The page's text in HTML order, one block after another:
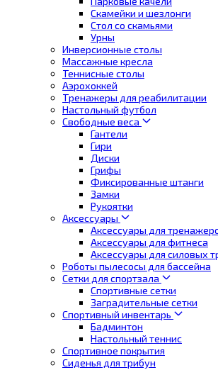
Скамейки и шезлонги
Стол со скамьями
Урны
Инверсионные столы
Массажные кресла
Теннисные столы
Аэрохоккей
Тренажеры для реабилитации
Настольный футбол
Свободные веса
Гантели
Гири
Диски
Грифы
Фиксированные штанги
Замки
Рукоятки
Аксессуары
Аксессуары для
Аксессуары для фитнеса
Аксессуары для силовых
Роботы пылесосы для бассейна
Сетки для спортзала
Спортивные сетки
Заградительные сетки
Спортивный инвентарь
Бадминтон
Настольный теннис
Спортивное покрытия
Сиденья для трибун